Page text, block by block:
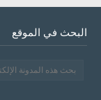
البحث في الموقع